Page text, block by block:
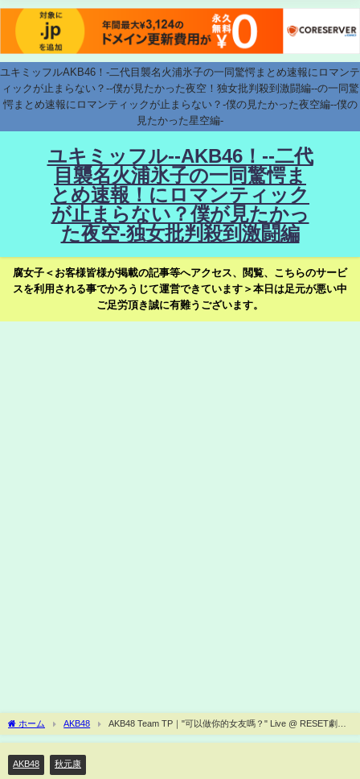
ユキミッフルAKB46！-二代目襲名火浦氷子の一同驚愕まとめ速報にロマンテ
ィックが止まらない？--僕が見たかった夜空！独女批判殺到激闘編--の一同驚
愕まとめ速報にロマンティックが止まらない？-僕の見たかった夜空編--僕の
見たかった星空編-
ユキミッフル--AKB46！--二代
目襲名火浦氷子の一同驚愕ま
とめ速報！にロマンティック
が止まらない？僕が見たかっ
た夜空-独女批判殺到激闘編
腐女子＜お客様皆様が掲載の記事等へアクセス、閲覧、こちらのサービ
スを利用される事でかろうじて運営できています＞本日は足元が悪い中
ご足労頂き誠に有難うございます。
ホーム AKB48
AKB48 Team TP｜"可以做你的女友嗎？" Live @ RESET劇場
公演
AKB48 秋元康